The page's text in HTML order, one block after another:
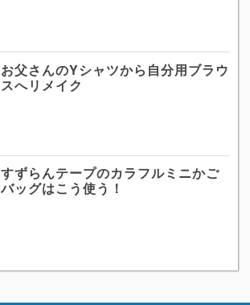
お父さんのYシャツから自分用ブラウ
スへリメイク
すずらんテープのカラフルミニかご
バッグはこう使う！